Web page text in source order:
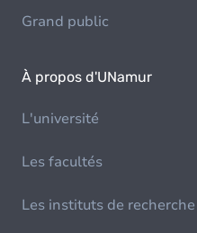
Grand public
À propos d'UNamur
L'université
Les facultés
Les instituts de recherche